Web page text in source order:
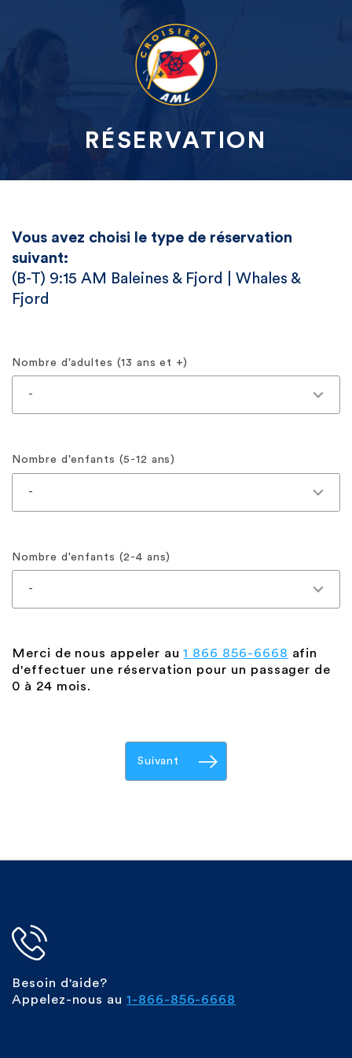
RÉSERVATION
Vous avez choisi le type de réservation
suivant:
(B-T) 9:15 AM Baleines & Fjord | Whales &
Fjord
Nombre d'adultes (13 ans et +)
Nombre d'enfants (5-12 ans)
Nombre d'enfants (2-4 ans)
Merci de nous appeler au1 866 856-6668 afin
d'effectuer une réservation pour un passager de
0 à 24 mois.
Suivant
Besoin d'aide?
Appelez-nous au 1-866-856-6668